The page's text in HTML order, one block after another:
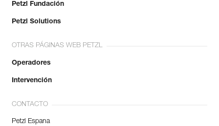
Petzl Fundación
Petzl Solutions
OTRAS PÁGINAS WEB PETZL
Operadores
Intervención
CONTACTO
Petzl Espana